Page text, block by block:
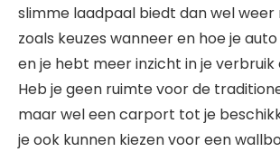
slimme laadpaal biedt dan wel weer
zoals keuzes wanneer en hoe je
en je hebt meer inzicht in je verbruik
Heb je geen ruimte voor de
maar wel een carport tot je
je ook kunnen kiezen voor een